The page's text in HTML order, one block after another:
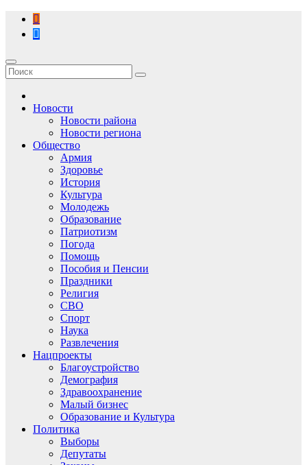
Перейти
содержимому
Новости
Новости района
Новости региона
Общество
Армия
Здоровье
История
Культура
Молодежь
Образование
Патриотизм
Погода
Помощь
Пособия и Пенсии
Праздники
Религия
СВО
Спорт
Наука
Развлечения
Нацпроекты
Благоустройство
Демография
Здравоохранение
Малый бизнес
Образование и Культура
Политика
Выборы
Депутаты